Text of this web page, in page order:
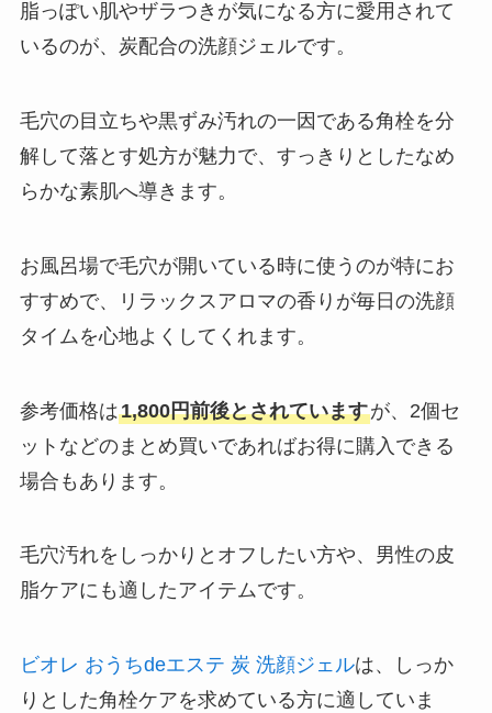
脂っぽい肌やザラつきが気になる方に愛用されて
いるのが、炭配合の洗顔ジェルです。
毛穴の目立ちや黒ずみ汚れの一因である角栓を分
解して落とす処方が魅力で、すっきりとしたなめ
らかな素肌へ導きます。
お風呂場で毛穴が開いている時に使うのが特にお
すすめで、リラックスアロマの香りが毎日の洗顔
タイムを心地よくしてくれます。
参考価格は1,800円前後とされていますが、2個セ
ットなどのまとめ買いであればお得に購入できる
場合もあります。
毛穴汚れをしっかりとオフしたい方や、男性の皮
脂ケアにも適したアイテムです。
ビオレ おうちdeエステ 炭 洗顔ジェルは、しっか
りとした角栓ケアを求めている方に適していま